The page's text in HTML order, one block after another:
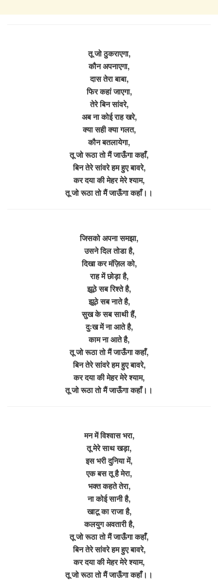
तू जो ठुकराएगा,
कौन अपनाएगा,
दास तेरा बाबा,
फिर कहां जाएगा,
तेरे बिन सांवरे,
अब ना कोई राह खरे,
क्या सही क्या गलत,
कौन बतलायेगा,
तू जो रूठा तो मैं जाऊँगा कहाँ,
बिन तेरे सांवरे हम हुए बावरे,
कर दया की मेहर मेरे श्याम,
तू जो रूठा तो मैं जाऊँगा कहाँ।।
जिसको अपना समझा,
उसने दिल तोडा है,
दिखा कर मंज़िल को,
राह में छोड़ा है,
झूठे सब रिश्ते है,
झूठे सब नाते है,
सुख के सब साथी हैं,
दुःख में ना आते है,
काम ना आते है,
तू जो रूठा तो मैं जाऊँगा कहाँ,
बिन तेरे सांवरे हम हुए बावरे,
कर दया की मेहर मेरे श्याम,
तू जो रूठा तो मैं जाऊँगा कहाँ।।
मन में विश्वास भरा,
तू मेरे साथ खड़ा,
इस भरी दुनिया में,
एक बस तू है मेरा,
भक्त कहते तेरा,
ना कोई सानी है,
खाटू का राजा है,
कलयुग अवतारी है,
तू जो रूठा तो मैं जाऊँगा कहाँ,
बिन तेरे सांवरे हम हुए बावरे,
कर दया की मेहर मेरे श्याम,
तू जो रूठा तो मैं जाऊँगा कहाँ।।